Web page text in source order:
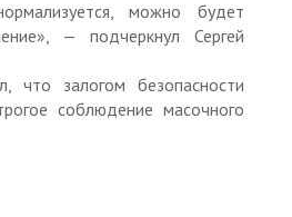
можно будет
— подчеркнул Сергей
что залогом безопасности
соблюдение масочного